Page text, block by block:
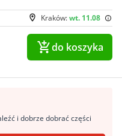
Kraków:wt. 11.08
do koszyka
i dobrze dobrać części